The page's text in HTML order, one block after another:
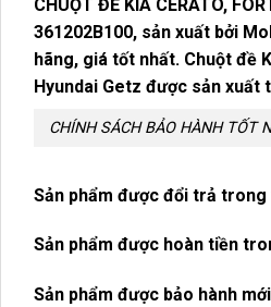
CHUỘT ĐỀ KIA CERATO,
361202B100, sản xuất bởi
hãng, giá tốt nhất. Chuột đề
Hyundai Getz được sản xuất
CHÍNH SÁCH BẢO HÀNH TỐT
Sản phẩm được đổi trả trong
Sản phẩm được hoàn tiền
Sản phẩm được bảo hành